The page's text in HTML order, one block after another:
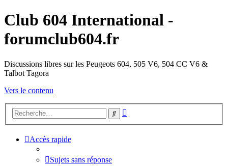
Club 604 International -
forumclub604.fr
Discussions libres sur les Peugeots 604, 505 V6, 504 CC V6 &
Talbot Tagora
Vers le contenu
Rechercher
Accès rapide
Sujets sans réponse